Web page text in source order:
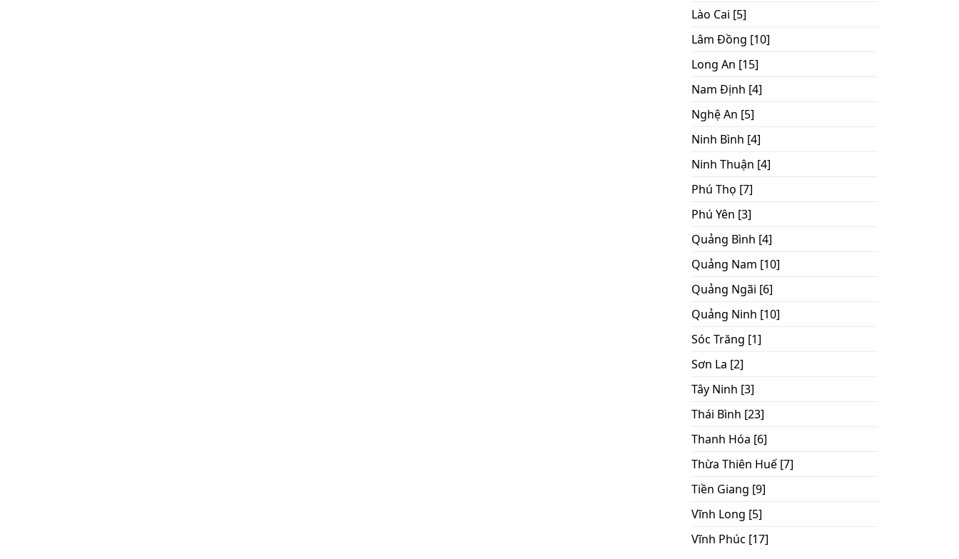
Lào Cai [5]
Lâm Đồng [10]
Long An [15]
Nam Định [4]
Nghệ An [5]
Ninh Bình [4]
Ninh Thuận [4]
Phú Thọ [7]
Phú Yên [3]
Quảng Bình [4]
Quảng Nam [10]
Quảng Ngãi [6]
Quảng Ninh [10]
Sóc Trăng [1]
Sơn La [2]
Tây Ninh [3]
Thái Bình [23]
Thanh Hóa [6]
Thừa Thiên Huế [7]
Tiền Giang [9]
Vĩnh Long [5]
Vĩnh Phúc [17]